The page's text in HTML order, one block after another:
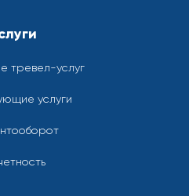
тревел-услуг
услуги